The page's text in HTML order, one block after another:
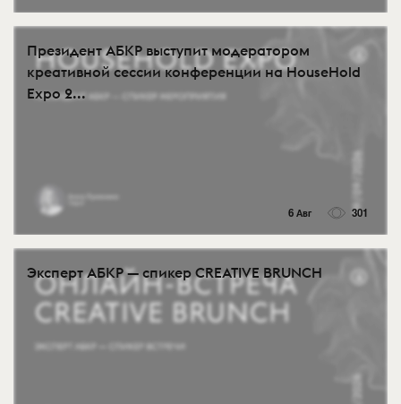
Президент АБКР выступит модератором
креативной сессии конференции на HouseHold
Expo 2...
6 Авг 301
Эксперт АБКР — спикер CREATIVE BRUNCH